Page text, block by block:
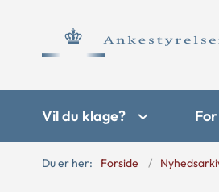
Vil du klage?
Du er her: Forside